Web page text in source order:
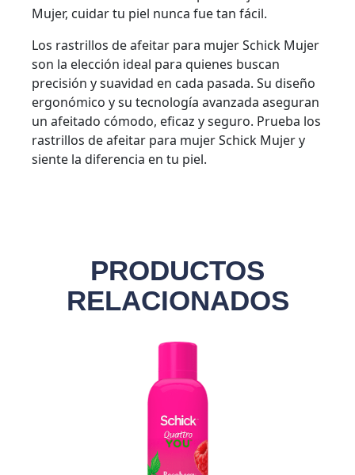
Mujer, cuidar tu piel nunca fue tan fácil.
Los rastrillos de afeitar para mujer Schick Mujer
son la elección ideal para quienes buscan
precisión y suavidad en cada pasada. Su diseño
ergonómico y su tecnología avanzada aseguran
un afeitado cómodo, eficaz y seguro. Prueba los
rastrillos de afeitar para mujer Schick Mujer y
siente la diferencia en tu piel.
PRODUCTOS
RELACIONADOS